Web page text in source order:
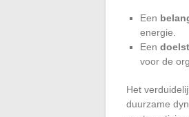
Een
energie.
Een
voor de
Het
duurzame